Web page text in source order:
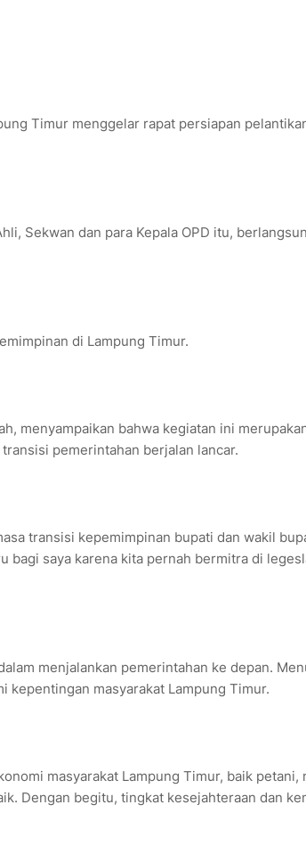
Timur menggelar rapat persiapan
Sekwan dan para Kepala OPD itu,
di Lampung Timur.
menyampaikan bahwa kegiatan ini
pemerintahan berjalan lancar.
transisi kepemimpinan bupati dan wakil
bagi saya karena kita pernah bermitra di
menjalankan pemerintahan ke depan.
kepentingan masyarakat Lampung Timur.
masyarakat Lampung Timur, baik petani,
Dengan begitu, tingkat kesejahteraan dan